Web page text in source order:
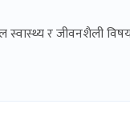
र जीवनशैली